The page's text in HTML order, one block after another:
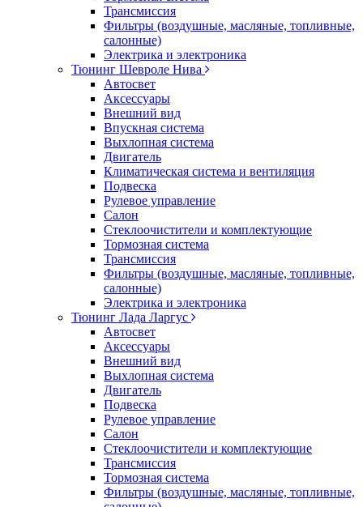
Трансмиссия
Фильтры (воздушные, масляные, топливные,
салонные)
Электрика и электроника
Тюнинг Шевроле Нива
Автосвет
Аксессуары
Внешний вид
Впускная система
Выхлопная система
Двигатель
Климатическая система и вентиляция
Подвеска
Рулевое управление
Салон
Стеклоочистители и комплектующие
Тормозная система
Трансмиссия
Фильтры (воздушные, масляные, топливные,
салонные)
Электрика и электроника
Тюнинг Лада Ларгус
Автосвет
Аксессуары
Внешний вид
Выхлопная система
Двигатель
Подвеска
Рулевое управление
Салон
Стеклоочистители и комплектующие
Трансмиссия
Тормозная система
Фильтры (воздушные, масляные, топливные,